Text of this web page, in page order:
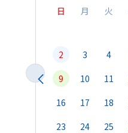
日
月 火
2
3 4
9
10 11
16
17 18
23
24 25